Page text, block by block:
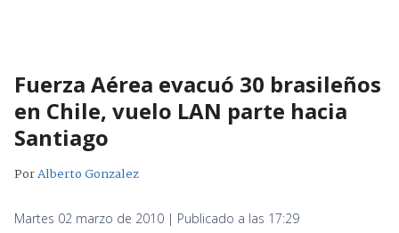
Fuerza Aérea evacuó 30 brasileños
en Chile, vuelo LAN parte hacia
Santiago
PorAlberto Gonzalez
Martes 02 marzo de 2010 | Publicado a las 17:29